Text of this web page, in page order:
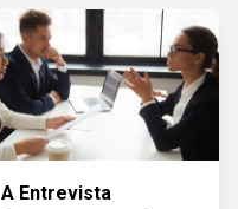
A Entrevista